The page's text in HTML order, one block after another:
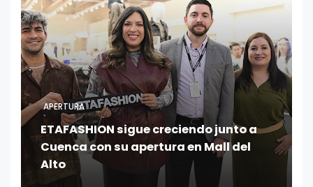
APERTURA
ETAFASHION sigue creciendo junto a
Cuenca con su apertura en Mall del
Alto